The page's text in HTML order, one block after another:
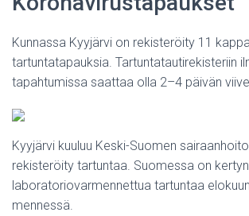
Kunnassa Kyyjärvi on rekisteröity 11
tartuntatapauksia. Tartuntatautirekisteriin
tapahtumissa saattaa olla 2–4 päivän
Kyyjärvi kuuluu Keski-Suomen
rekisteröity tartuntaa. Suomessa on
laboratoriovarmennettua tartuntaa
mennessä.